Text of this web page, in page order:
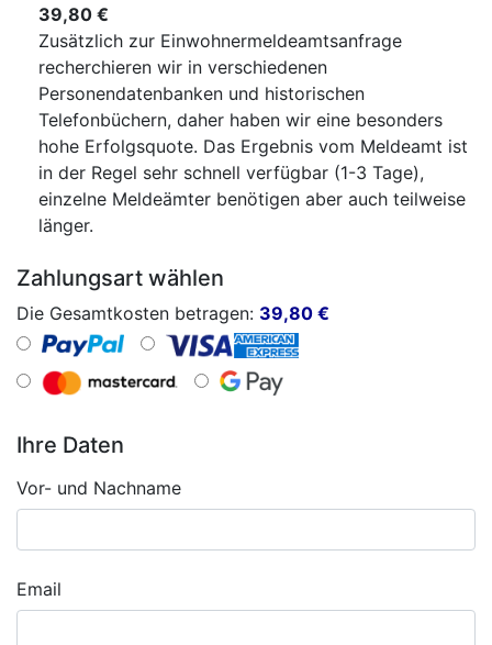
39,80 €
Zusätzlich zur Einwohnermeldeamtsanfrage
recherchieren wir in verschiedenen
Personendatenbanken und historischen
Telefonbüchern, daher haben wir eine besonders
hohe Erfolgsquote. Das Ergebnis vom Meldeamt ist
in der Regel sehr schnell verfügbar (1-3 Tage),
einzelne Meldeämter benötigen aber auch teilweise
länger.
Zahlungsart wählen
Die Gesamtkosten betragen: 39,80 €
Ihre Daten
Vor- und Nachname
Email